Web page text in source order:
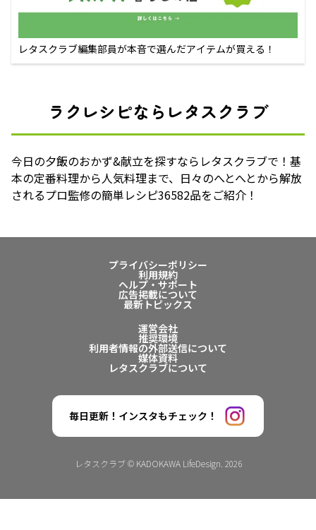
レタスクラブ編集部員が本音で選んだアイテムが買える！
ラクレシピならレタスクラブ
今日の夕飯のおかず&献立を探すならレタスクラブで！基
本の定番料理から人気料理まで、日々のへとへとから解放
されるプロ監修の簡単レシピ36582品をご紹介！
プライバシーポリシー
利用規約
ヘルプ・サポート
広告掲載について
最新トピックス
運営会社
推奨環境
利用者情報の外部送信について
媒体資料
レタスクラブについて
毎日更新！インスタもチェック！
レタスクラブ © KADOKAWA LifeDesign. 2026